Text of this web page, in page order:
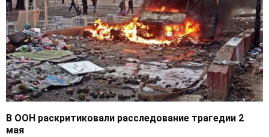
В ООН раскритиковали расследование трагедии 2
мая